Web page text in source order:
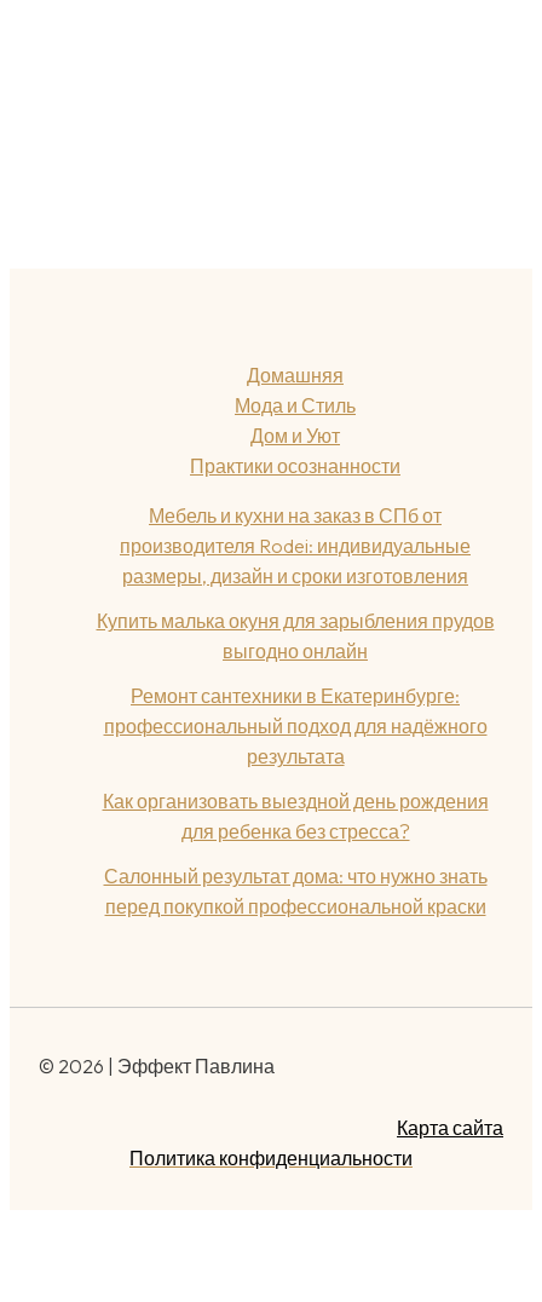
Домашняя
Мода и Стиль
Дом и Уют
Практики осознанности
Мебель и кухни на заказ в СПб от
производителя Rodei: индивидуальные
размеры, дизайн и сроки изготовления
Купить малька окуня для зарыбления прудов
выгодно онлайн
Ремонт сантехники в Екатеринбурге:
профессиональный подход для надёжного
результата
Как организовать выездной день рождения
для ребенка без стресса?
Салонный результат дома: что нужно знать
перед покупкой профессиональной краски
© 2026 | Эффект Павлина
Карта сайта
Политика конфиденциальности